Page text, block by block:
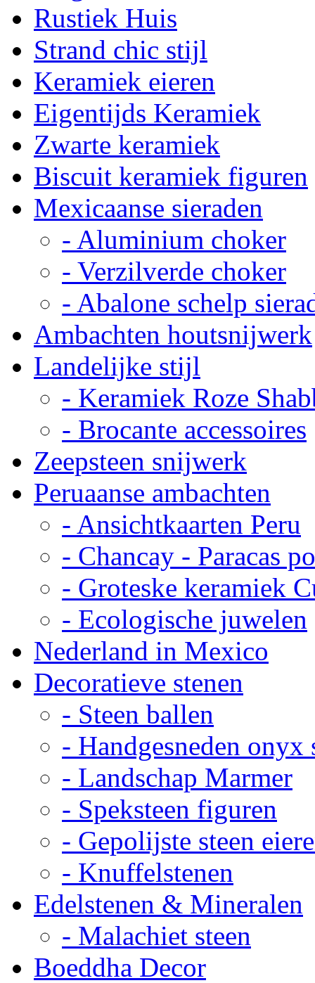
Rustiek Huis
Strand chic stijl
Keramiek eieren
Eigentijds Keramiek
Zwarte keramiek
Biscuit keramiek figuren
Mexicaanse sieraden
- Aluminium choker
- Verzilverde choker
- Abalone schelp
Ambachten houtsnijwerk
Landelijke stijl
- Keramiek Roze
- Brocante accessoires
Zeepsteen snijwerk
Peruaanse ambachten
- Ansichtkaarten Peru
- Chancay - Paracas
- Groteske keramiek
- Ecologische juwelen
Nederland in Mexico
Decoratieve stenen
- Steen ballen
- Handgesneden onyx
- Landschap Marmer
- Speksteen figuren
- Gepolijste steen
- Knuffelstenen
Edelstenen & Mineralen
- Malachiet steen
Boeddha Decor